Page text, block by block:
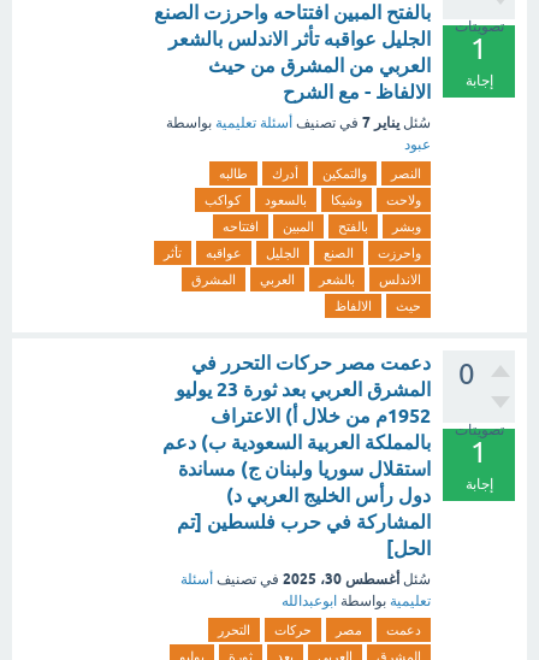
تصويتات
1
إجابة
بالفتح المبين افتتاحه واحرزت الصنع
الجليل عواقبه تأثر الاندلس بالشعر
العربي من المشرق من حيث
الالفاظ - مع الشرح
سُئل يناير 7 في تصنيف أسئلة تعليمية بواسطة
عبود
النصر والتمكين أدرك
طالبه
ولاحت
وشيكا بالسعود
كواكب
وبشر
بالفتح المبين
افتتاحه
واحرزت
الصنع الجليل عواقبه
تأثر
الاندلس
بالشعر العربي
المشرق
حيث
الالفاظ
0
تصويتات
1
إجابة
دعمت مصر حركات التحرر في
المشرق العربي بعد ثورة 23 يوليو
1952م من خلال أ) الاعتراف
بالمملكة العربية السعودية ب) دعم
استقلال سوريا ولبنان ج) مساندة
دول رأس الخليج العربي د)
المشاركة في حرب فلسطين [تم
الحل]
سُئل أغسطس 30، 2025 في تصنيف أسئلة
تعليمية بواسطة ابوعبدالله
دعمت مصر حركات
التحرر
المشرق
العربي بعد ثورة يوليو